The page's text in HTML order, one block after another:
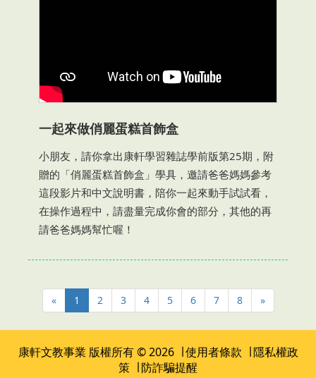
一起來做俏麗蛋糕首飾盒
小朋友，請你拿出康軒學習雜誌學前版第25期，附
贈的「俏麗蛋糕首飾盒」學具，邀請爸爸媽媽參考
這段影片和中文說明書，陪你一起來動手試試看，
在操作過程中，請盡量完成你會的部分，其他的再
請爸爸媽媽幫忙喔！
« 1 2 3 4 5 6 7 8 »
康軒文教事業 版權所有 © 2026 ∣使用者條款 ∣隱私權政
策 ∣防詐騙提醒